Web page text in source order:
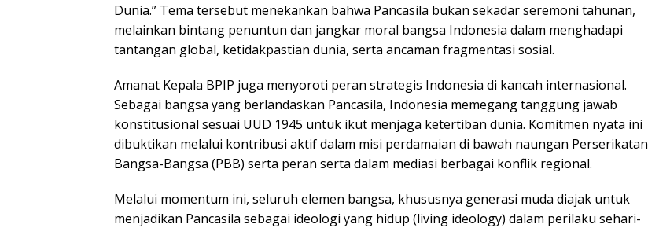
Dunia.” Tema tersebut menekankan bahwa Pancasila bukan sekadar seremoni tahunan,
melainkan bintang penuntun dan jangkar moral bangsa Indonesia dalam menghadapi
tantangan global, ketidakpastian dunia, serta ancaman fragmentasi sosial.
​Amanat Kepala BPIP juga menyoroti peran strategis Indonesia di kancah internasional.
Sebagai bangsa yang berlandaskan Pancasila, Indonesia memegang tanggung jawab
konstitusional sesuai UUD 1945 untuk ikut menjaga ketertiban dunia. Komitmen nyata ini
dibuktikan melalui kontribusi aktif dalam misi perdamaian di bawah naungan Perserikatan
Bangsa-Bangsa (PBB) serta peran serta dalam mediasi berbagai konflik regional.
​Melalui momentum ini, seluruh elemen bangsa, khususnya generasi muda diajak untuk
menjadikan Pancasila sebagai ideologi yang hidup (living ideology) dalam perilaku sehari-